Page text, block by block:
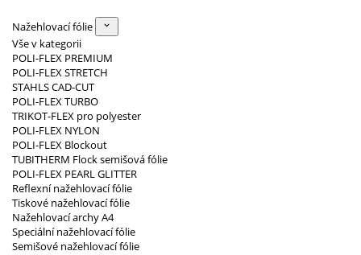
Nažehlovací fólie
Vše v kategorii
POLI-FLEX PREMIUM
POLI-FLEX STRETCH
STAHLS CAD-CUT
POLI-FLEX TURBO
TRIKOT-FLEX pro polyester
POLI-FLEX NYLON
POLI-FLEX Blockout
TUBITHERM Flock semišová fólie
POLI-FLEX PEARL GLITTER
Reflexní nažehlovací fólie
Tiskové nažehlovací fólie
Nažehlovací archy A4
Speciální nažehlovací fólie
Semišové nažehlovací fólie